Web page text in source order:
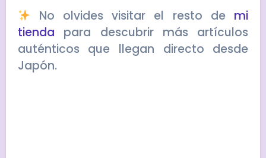
No olvides visitar el resto de mi
tienda para descubrir más artículos
auténticos que llegan directo desde
Japón.